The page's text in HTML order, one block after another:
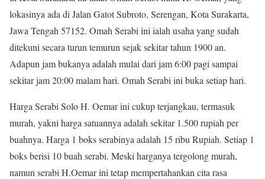
lokasinya ada di Jalan Gatot Subroto, Serengan, Kota Surakarta,
Jawa Tengah 57152. Omah Serabi ini ialah usaha yang sudah
ditekuni secara turun temurun sejak sekitar tahun 1900 an.
Adapun jam bukanya adalah mulai dari jam 6:00 pagi sampai
sekitar jam 20:00 malam hari. Omah Serabi ini buka setiap hari.
Harga Serabi Solo H. Oemar ini cukup terjangkau, termasuk
murah, yakni harga satuannya adalah sekitar 1.500 rupiah per
buahnya. Harga 1 boks serabinya adalah 15 ribu Rupiah. Setiap 1
boks berisi 10 buah serabi. Meski harganya tergolong murah,
namun serabi H.Oemar ini tetap mempertahankan cita rasa